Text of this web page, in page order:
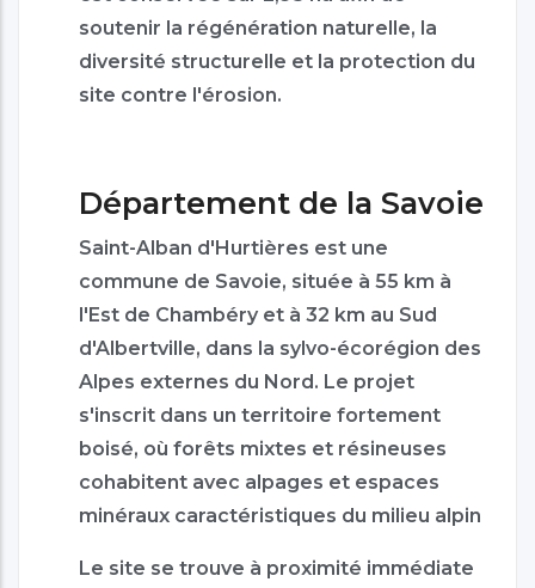
soutenir la régénération naturelle, la
diversité structurelle et la protection du
site contre l'érosion.
Département de la Savoie
Saint-Alban d'Hurtières est une
commune de Savoie, située à 55 km à
l'Est de Chambéry et à 32 km au Sud
d'Albertville, dans la sylvo-écorégion des
Alpes externes du Nord. Le projet
s'inscrit dans un territoire fortement
boisé, où forêts mixtes et résineuses
cohabitent avec alpages et espaces
minéraux caractéristiques du milieu alpin
Le site se trouve à proximité immédiate